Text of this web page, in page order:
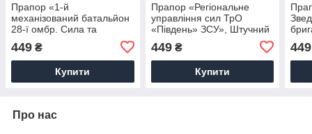
Прапор «1-й
механізований батальйон
28-ї омбр. Сила та
гідність», Штучний шовк,
1200х700 мм
449 ₴
Купити
Прапор «Регіональне
управління сил ТрО
«Південь» ЗСУ», Штучний
449₴
Купити
449
Про нас